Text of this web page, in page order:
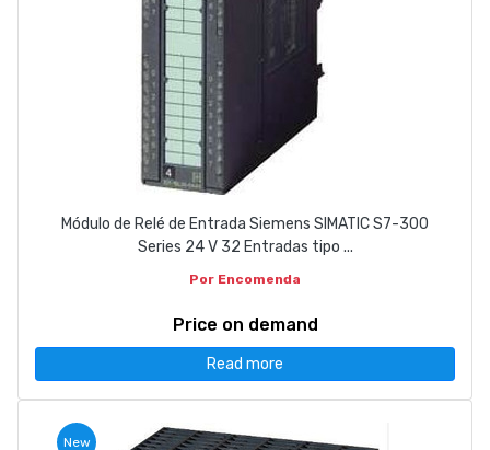
Módulo de Relé de Entrada Siemens SIMATIC S7-300
Series 24 V 32 Entradas tipo ...
Por Encomenda
Price on demand
Read more
New